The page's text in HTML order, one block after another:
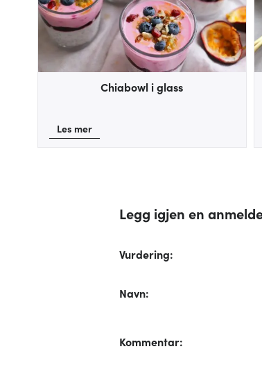
Chiabowl i glass
Les mer
Legg igjen en
Vurdering:
Navn:
Kommentar: